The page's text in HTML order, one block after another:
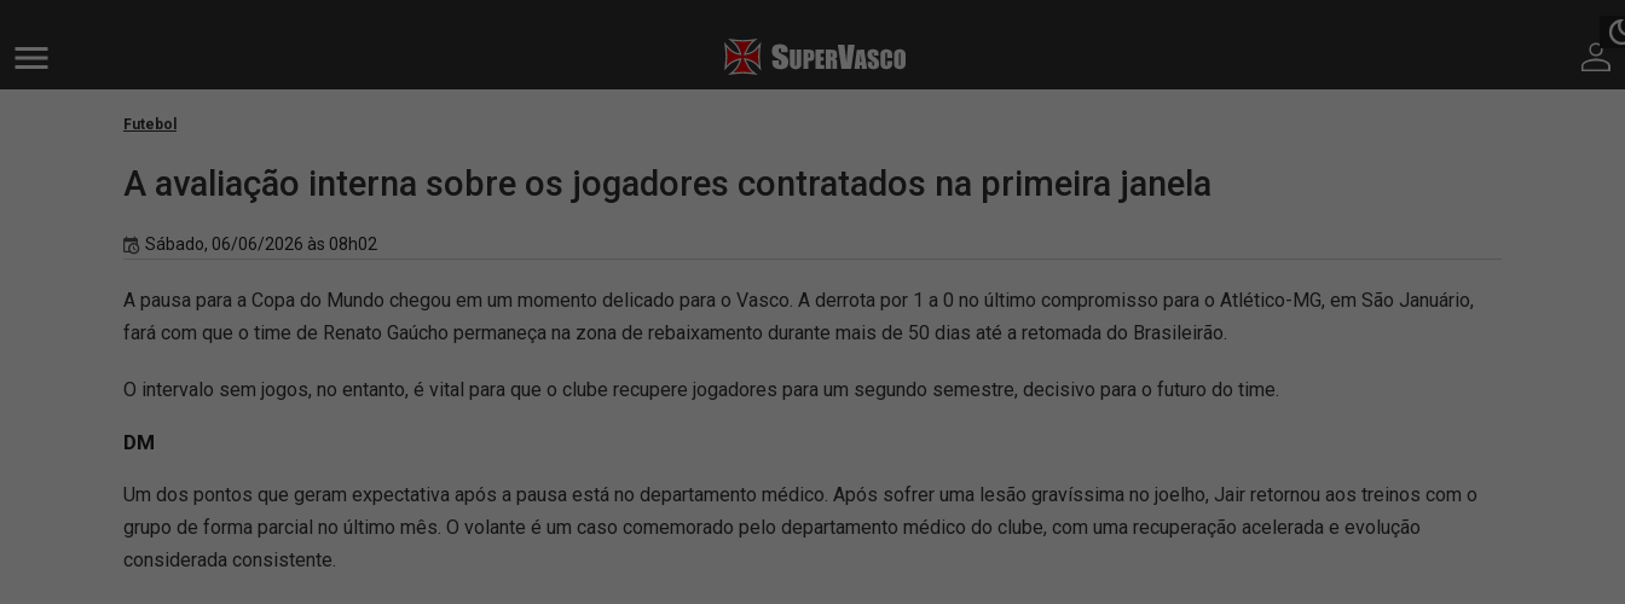
Futebol
A avaliação interna sobre os jogadores contratados na primeira janela
Sábado, 06/06/2026 às 08h02
A pausa para a Copa do Mundo chegou em um momento delicado para o Vasco. A derrota por 1 a 0 no último compromisso para o Atlético-MG, em São Januário,
fará com que o time de Renato Gaúcho permaneça na zona de rebaixamento durante mais de 50 dias até a retomada do Brasileirão.
O intervalo sem jogos, no entanto, é vital para que o clube recupere jogadores para um segundo semestre, decisivo para o futuro do time.
DM
Um dos pontos que geram expectativa após a pausa está no departamento médico. Após sofrer uma lesão gravíssima no joelho, Jair retornou aos treinos com o
grupo de forma parcial no último mês. O volante é um caso comemorado pelo departamento médico do clube, com uma recuperação acelerada e evolução
considerada consistente.